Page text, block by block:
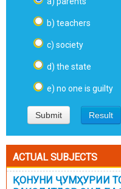
b) teachers
c) society
d) the state
e) no one is guilty
ACTUAL SUBJECTS
ҚОНУНИ ҶУМҲУРИИ